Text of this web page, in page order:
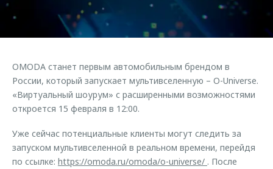
Кредитные программы
Страхование
Аксессуары
Одежда и сувениры
Оригинальные аксессуары
Запчасти
Трейд-ин
Клиентская поддержка
O&J Автоклуб
Приложение O&J
Аксессуары
Оригинальные аксессуары
Запчасти
Обратная связь
OMODA станет первым автомобильным брендом в
России, который запускает мультивселенную – O-Universe.
«Виртуальный шоурум» с расширенными возможностями
откроется 15 февраля в 12:00.
Уже сейчас потенциальные клиенты могут следить за
запуском мультивселенной в реальном времени, перейдя
по ссылке: https://omoda.ru/omoda/o-universe/ . После